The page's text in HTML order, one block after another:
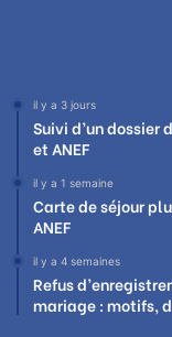
il y a 3 jours
Suivi d’un
et ANEF
il y a 1 semaine
Carte de séjour
ANEF
il y a 4 semaines
Refus
mariage : motifs,